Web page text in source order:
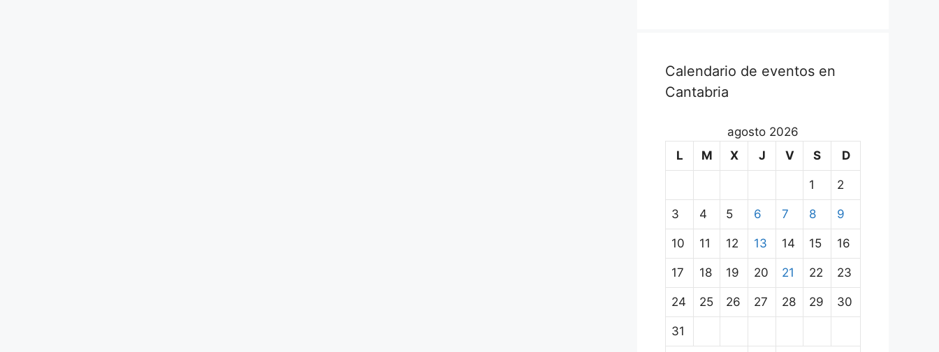
Calendario de eventos en
Cantabria
agosto 2026
L
M X J V S D
1 2
3 4 5 6 7 8 9
10 11 12 13 14 15 16
17 18 19 20 21 22 23
24 25 26 27 28 29 30
31